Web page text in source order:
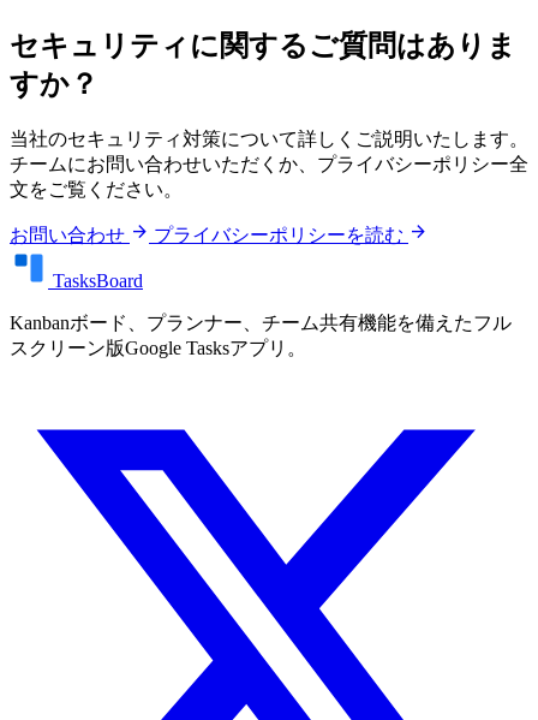
セキュリティに関するご質問はありま
すか？
当社のセキュリティ対策について詳しくご説明いたします。
チームにお問い合わせいただくか、プライバシーポリシー全
文をご覧ください。
お問い合わせ arrow_forward プライバシーポリシーを読む arrow_forward
TasksBoard
Kanbanボード、プランナー、チーム共有機能を備えたフル
スクリーン版Google Tasksアプリ。